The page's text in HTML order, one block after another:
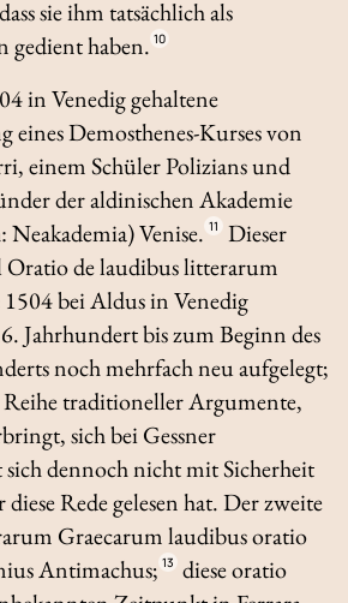
sie ihm tatsächlich als
gedient haben. 10
in Venedig gehaltene
eines Demosthenes-Kurses von
einem Schüler Polizians und
der aldinischen Akademie
Neakademia) Venise. 11
Dieser
Oratio de laudibus litterarum
bei Aldus in Venedig
Jahrhundert bis zum Beginn des
noch mehrfach neu aufgelegt;
traditioneller Argumente,
sich bei Gessner
dennoch nicht mit Sicherheit
diese Rede gelesen hat. Der zweite
Graecarum laudibus oratio
Antimachus; 13 dieseoratio